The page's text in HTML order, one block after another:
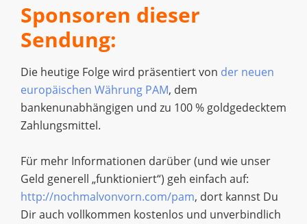
Sponsoren dieser
Sendung:
Die heutige Folge wird präsentiert von der neuen
europäischen Währung PAM, dem
bankenunabhängigen und zu 100 % goldgedecktem
Zahlungsmittel.
Für mehr Informationen darüber (und wie unser
Geld generell „funktioniert“) geh einfach auf:
http://nochmalvonvorn.com/pam, dort kannst Du
Dir auch vollkommen kostenlos und unverbindlich